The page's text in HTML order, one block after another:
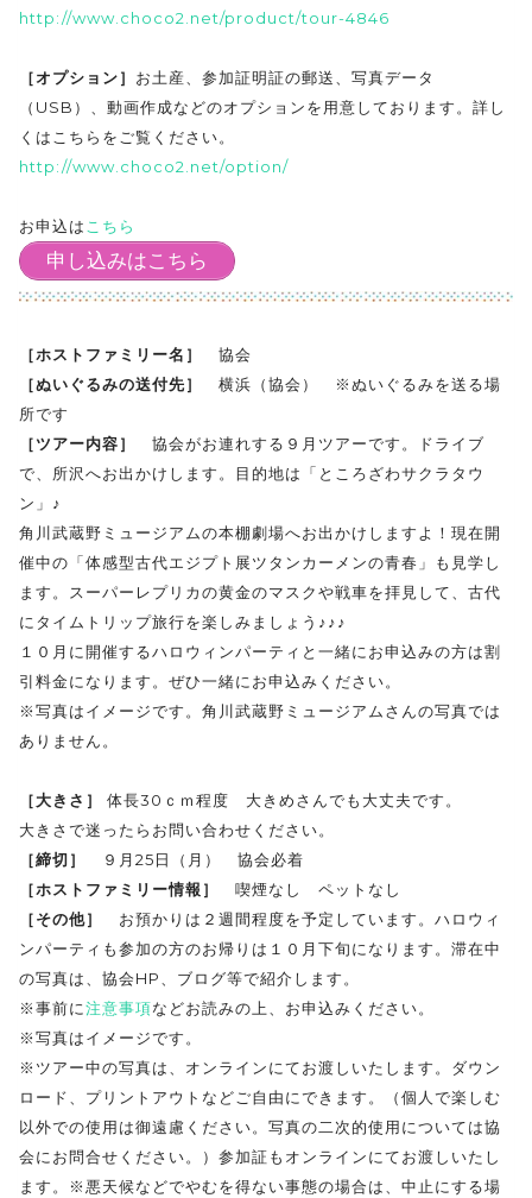
http://www.choco2.net/product/tour-4846
［オプション］ お土産、参加証明証の郵送、写真データ
（USB）、動画作成などのオプションを用意しております。詳し
くはこちらをご覧ください。
http://www.choco2.net/option/
お申込は こちら
申し込みはこちら
［ホストファミリー名］
協会
［ぬいぐるみの送付先］
横浜（協会） ※ぬいぐるみを送る場
所です
［ツアー内容］
協会がお連れする９月ツアーです。ドライブ
で、所沢へお出かけします。目的地は「ところざわサクラタウ
ン」♪
角川武蔵野ミュージアムの本棚劇場へお出かけしますよ！現在開
催中の「体感型古代エジプト展ツタンカーメンの青春」も見学し
ます。スーパーレプリカの黄金のマスクや戦車を拝見して、古代
にタイムトリップ旅行を楽しみましょう♪♪♪
１０月に開催するハロウィンパーティと一緒にお申込みの方は割
引料金になります。ぜひ一緒にお申込みください。
※写真はイメージです。角川武蔵野ミュージアムさんの写真では
ありません。
［大きさ］
体長30ｃｍ程度 大きめさんでも大丈夫です。
大きさで迷ったらお問い合わせください。
［締切］
９月25日（月） 協会必着
［ホストファミリー情報］
喫煙なし ペットなし
［その他］
お預かりは２週間程度を予定しています。ハロウィ
ンパーティも参加の方のお帰りは１０月下旬になります。滞在中
の写真は、協会HP、ブログ等で紹介します。
※事前に注意事項などお読みの上、お申込みください。
※写真はイメージです。
※ツアー中の写真は、オンラインにてお渡しいたします。ダウン
ロード、プリントアウトなどご自由にできます。（個人で楽しむ
以外での使用は御遠慮ください。写真の二次的使用については協
会にお問合せください。）参加証もオンラインにてお渡しいたし
ます。※悪天候などでやむを得ない事態の場合は、中止にする場